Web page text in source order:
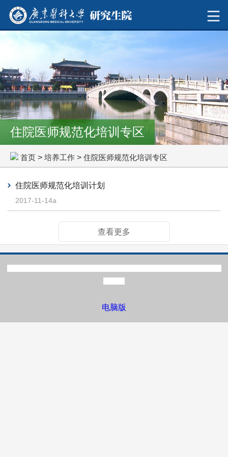
住院医师规范化培训专区
首页 > 培养工作 > 住院医师规范化培训专区
住院医师规范化培训计划
2017-11-14a
查看更多
电脑版